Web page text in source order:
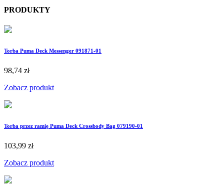
PRODUKTY
Torba Puma Deck Messenger 091871-01
98,74 zł
Zobacz produkt
Torba przez ramię Puma Deck Crossbody Bag 079190-01
103,99 zł
Zobacz produkt